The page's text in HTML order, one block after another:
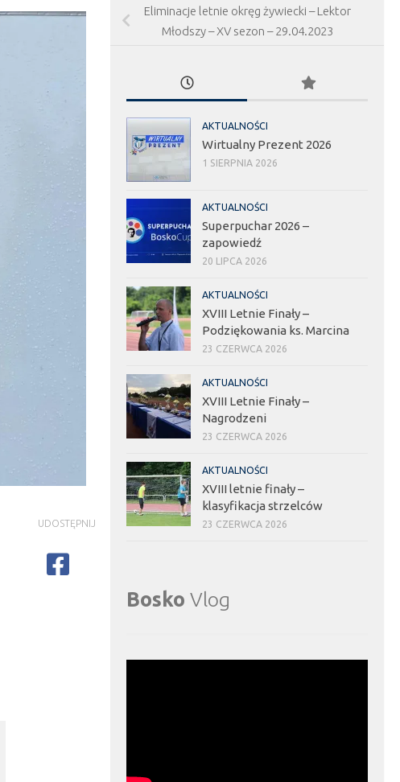
UDOSTĘPNIJ
Eliminacje letnie okręg żywiecki – Lektor
Młodszy – XV sezon – 29.04.2023
AKTUALNOŚCI
Wirtualny Prezent 2026
1 SIERPNIA 2026
AKTUALNOŚCI
Superpuchar 2026 –
zapowiedź
20 LIPCA 2026
AKTUALNOŚCI
XVIII Letnie Finały –
Podziękowania ks. Marcina
23 CZERWCA 2026
AKTUALNOŚCI
XVIII Letnie Finały –
Nagrodzeni
23 CZERWCA 2026
AKTUALNOŚCI
XVIII letnie finały –
klasyfikacja strzelców
23 CZERWCA 2026
Bosko Vlog